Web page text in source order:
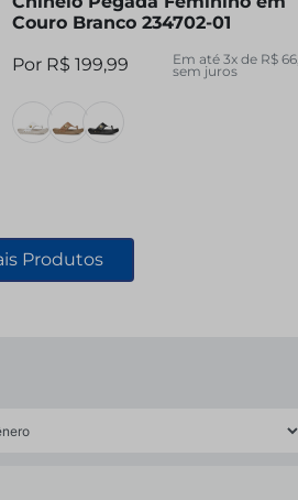
Couro Branco 234702-01
R$ 199,99 Em até 3x de R$ 66
sem juros